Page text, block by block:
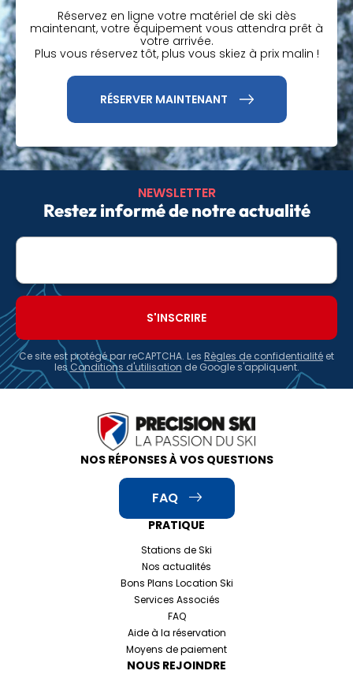
Réservez dès aujourd’hui votre location de ski ou de
snowboard à l’Alpe d’Huez chez Ski Dream et profitez
d’un équipement préparé avec précision.
Réservez en ligne votre matériel de ski dès
maintenant, votre équipement vous attendra prêt à
votre arrivée.
Plus vous réservez tôt, plus vous skiez à prix malin !
RÉSERVER MAINTENANT
NEWSLETTER
Restez informé de notre actualité
Adresse
Ce site est protégé par reCAPTCHA. Les Règles de confidentialité et
les Conditions d'utilisation de Google s'appliquent.
PRATIQUE
Stations de Ski
Nos actualités
Bons Plans Location Ski
Services Associés
FAQ
Aide à la réservation
Moyens de paiement
NOUS REJOINDRE
NOS RÉPONSES À VOS QUESTIONS
FAQ